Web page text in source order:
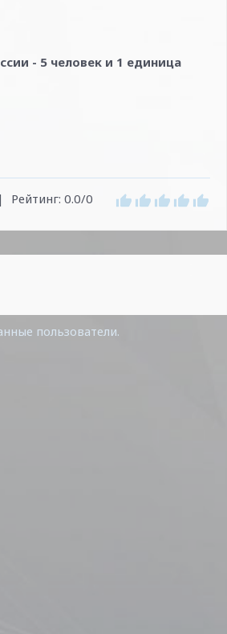
- 5 человек и 1 единица
| Рейтинг: 0.0/0
пользователи.